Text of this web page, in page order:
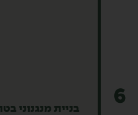
6
בניית מנגנוני